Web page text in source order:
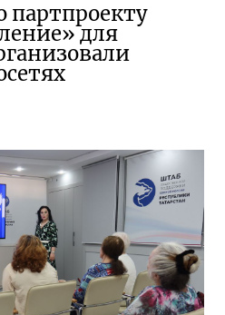
партпроекту
для